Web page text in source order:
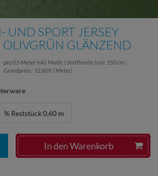
SPORT JERSEY
OLIVGRÜN GLÄNZEND
pro0,5 Meter inkl. MwSt. ( Stoffbreite (cm): 150 cm |
Grundpreis: 12,60 € / Meter)
% Reststück 0,60 m
In den Warenkorb